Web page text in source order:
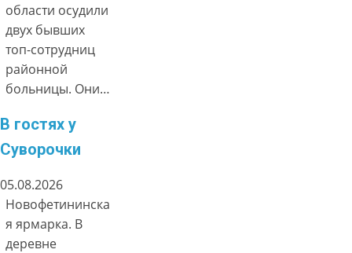
области осудили
двух бывших
топ-сотрудниц
районной
больницы. Они…
В гостях у
Суворочки
05.08.2026
Новофетининска
я ярмарка. В
деревне